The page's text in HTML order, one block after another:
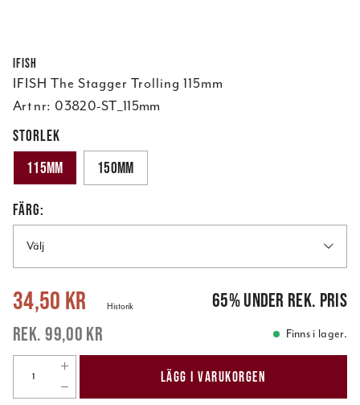
Ifish
IFISH The Stagger Trolling 115mm
Art nr: 03820-ST_115mm
STORLEK
115mm
150mm
FÄRG:
Välj
Nuvarande pris: 99,00 kr
34,50 kr
99,00 kr
Historik 65%under rek. pris
Finns i lager.
LÄGG I VARUKORGEN